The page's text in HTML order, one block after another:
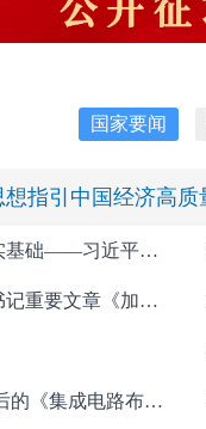
国家要闻
为实现全年发展目标任务夯实基础——习近平总书记引领“十五五”...
《求是》杂志发表习近平总书记重要文章《加快建设健康中国》
李强签署国务院令 公布修订后的《集成电路布图设计保护条例》